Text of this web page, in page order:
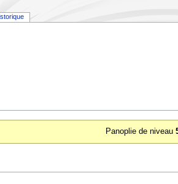
Panoplie de niveau